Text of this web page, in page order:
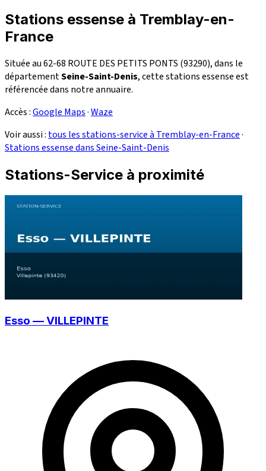
Stations essense à Tremblay-en-
France
Située au 62-68 ROUTE DES PETITS PONTS (93290), dans le
départementSeine-Saint-Denis, cette stations essense est
référencée dans notre annuaire.
Accès :Google Maps·Waze
Voir aussi : tous les stations-service à Tremblay-en-France·
Stations essense dans Seine-Saint-Denis
Stations-Service à proximité
Esso — VILLEPINTE